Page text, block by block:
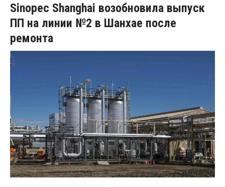
Sinopec Shanghai возобновила выпуск
ПП на линии №2 в Шанхае после
ремонта